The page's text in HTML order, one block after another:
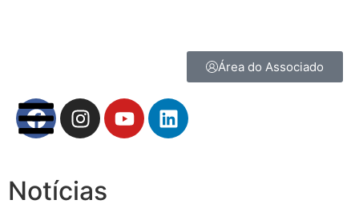
Área do Associado
Notícias